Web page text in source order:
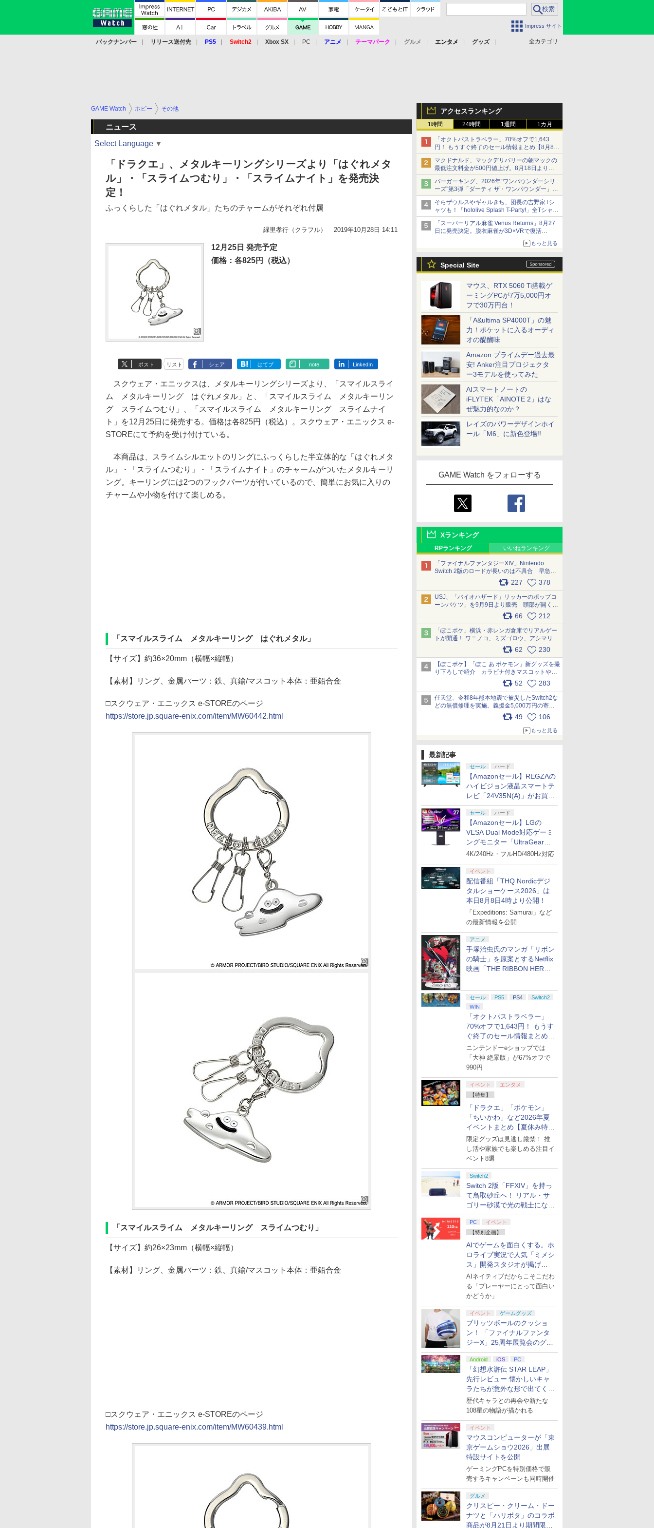
Impress サイト
全カテゴリ
バックナンバー リリース送付先 PS5 Switch2 Xbox SX PC アニメ テーマパーク グルメ エンタメ
グッズ
アクセスランキング
1時間 24時間 1週間 1カ月
「オクトパストラベラー」70%オフで1,643
円！ もうすぐ終了のセール情報まとめ【8月8日
更新】
ニンテンドーeショップでは「大神 絶景版」が
67%オフで990円
マクドナルド、マックデリバリーの朝マックの
最低注文料金が500円値上げ。8月18日より
1,500円から受付
バーガーキング、2026年“ワンパウンダーシリ
ーズ”第3弾「ダーティ ザ・ワンパウンダー」を
8月7日発売
「特製ガーリックマヨソース」を使用した超大
型チーズバーガー
そらザウルスやギャルきち、団長の吉野家Tシ
ャツも！「hololive Splash T-Party!」全Tシャツ
ラインナップ公開＆オンライン販売開始
「スーパーリアル麻雀 Venus Returns」8月27
日に発売決定。脱衣麻雀が3D×VRで復活
発売から2週間は20%オフになるセールが実施
もっと見る
Special Site
マウス、RTX 5060 Ti搭載ゲ
ーミングPCが7万5,000円オ
フで30万円台！
「A&ultima SP4000T」の魅
力！ポケットに入るオーディ
オの醍醐味
Amazon プライムデー過去最
安! Anker注目プロジェクタ
ー3モデルを使ってみた
AIスマートノートの
iFLYTEK「AINOTE 2」はな
ぜ魅力的なのか？
レイズのパワーデザインホイ
ール「M6」に新色登場!!
GAME Watch をフォローする
Xランキング
RPランキング いいねランキング
「ファイナルファンタジーXIV」Nintendo
Switch 2版のロードが長いのは不具合 早急に
アップデートできるよう対応中227 378
USJ、「バイオハザード」リッカーのポップコ
ーンバケツ」を9月9日より販売 頭部が開く仕
組み。味は恐怖を堪のう「味噌フレーバー」
66 212
「ぽこポケ」横浜・赤レンガ倉庫でリアルゲー
トが開通！ ワニノコ、ミズゴロウ、アシマリ登
場シーンをレポート pic.x.com/LDgEByVl6D
62 230
【ぽこポケ】「ぽこ あ ポケモン」新グッズを撮
り下ろしで紹介 カラビナ付きマスコットやス
52 283
任天堂、令和8年熊本地震で被災したSwitch2な
どの無償修理を実施。義援金5,000万円の寄付
も発表 pic.x.com/BAYsMfUfUC
49 106
もっと見る
最新記事
セール ハード
【Amazonセール】REGZAの
ハイビジョン液晶スマートテ
レビ「24V35N(A)」がお買い
得！
セール ハード
【Amazonセール】LGの
VESA Dual Mode対応ゲーミ
ングモニター「UltraGear
27G850A-B」がお買い得！
4K/240Hz・フルHD/480Hz対応
イベント
配信番組「THQ Nordicデジ
タルショーケース2026」は
本日8月8日4時より公開！
「Expeditions: Samurai」など
の最新情報を公開
アニメ
手塚治虫氏のマンガ「リボン
の騎士」を原案とするNetflix
映画「THE RIBBON HERO
セール PS5 PS4
Switch2
WIN
「オクトパストラベラー」
70%オフで1,643円！ もうす
ぐ終了のセール情報まとめ
【8月8日更新】
ニンテンドーeショップでは
「大神 絶景版」が67%オフで
990円
イベント
エンタメ
【特集】
「ドラクエ」「ポケモン」
「ちいかわ」など2026年夏
イベントまとめ【夏休み特
集】
限定グッズは見逃し厳禁！ 推
し活や家族でも楽しめる注目イ
ベント8選
Switch2
Switch 2版「FFXIV」を持っ
て鳥取砂丘へ！ リアル・サ
ゴリー砂漠で光の戦士になっ
てみた
PC
イベント
【特別企画】
AIでゲームを面白くする。ホ
ロライブ実況で人気「ミメシ
ス」開発スタジオが掲げ
る“AI活用の信念”とは？【講
演レポート】
AIネイティブだからこそこだわ
る「プレーヤーにとって面白い
かどうか」
イベント ゲームグッズ
ブリッツボールのクッショ
ン！ 「ファイナルファンタ
ジーX」25周年展覧会のグッ
ズ情報が公開
Android iOS PC
「幻想水滸伝 STAR LEAP」
先行レビュー 懐かしいキャ
ラたちが意外な形で出てくる
シリーズ完全新作！
歴代キャラとの再会や新たな
108星の物語が描かれる
イベント
マウスコンピューターが「東
京ゲームショウ2026」出展
特設サイトを公開
ゲーミングPCを特別価格で販
売するキャンペーンも同時開催
グルメ
クリスピー・クリーム・ドー
ナツと「ハリポタ」のコラボ
商品が8月21日より期間限定
GAME Watch ホビー その他
ニュース
Select Language ▼
「ドラクエ」、メタルキーリングシリーズより「はぐれメタ
ル」・「スライムつむり」・「スライムナイト」を発売決
定！
ふっくらした「はぐれメタル」たちのチャームがそれぞれ付属
緑里孝行（クラフル） 2019年10月28日 14:11
12月25日 発売予定
価格：各825円（税込）
ポスト リスト シェア はてブ note LinkedIn
スクウェア・エニックスは、メタルキーリングシリーズより、「スマイルスライ
ム メタルキーリング はぐれメタル」と、「スマイルスライム メタルキーリン
グ スライムつむり」、「スマイルスライム メタルキーリング スライムナイ
ト」を12月25日に発売する。価格は各825円（税込）。スクウェア・エニックス e-
STOREにて予約を受け付けている。
本商品は、スライムシルエットのリングにふっくらした半立体的な「はぐれメタ
ル」・「スライムつむり」・「スライムナイト」のチャームがついたメタルキーリ
ング。キーリングには2つのフックパーツが付いているので、簡単にお気に入りの
チャームや小物を付けて楽しめる。
「スマイルスライム メタルキーリング はぐれメタル」
【サイズ】約36×20mm（横幅×縦幅）
【素材】リング、金属パーツ：鉄、真鍮/マスコット本体：亜鉛合金
□スクウェア・エニックス e-STOREのページ
https://store.jp.square-enix.com/item/MW60442.html
「スマイルスライム メタルキーリング スライムつむり」
【サイズ】約26×23mm（横幅×縦幅）
【素材】リング、金属パーツ：鉄、真鍮/マスコット本体：亜鉛合金
□スクウェア・エニックス e-STOREのページ
https://store.jp.square-enix.com/item/MW60439.html